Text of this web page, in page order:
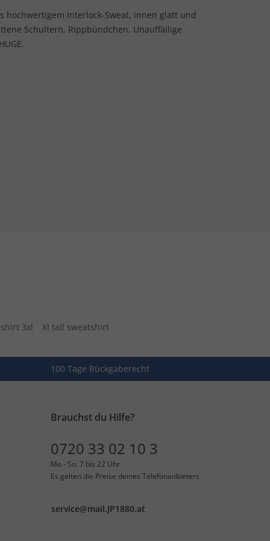
hochwertigem Interlock-Sweat, innen glatt und
Schultern, Rippbündchen. Unauffällige
3xl Xl tall sweatshirt
100 Tage Rückgaberecht
Brauchst du Hilfe?
0720 33 02 10 3
Mo - So: 7 bis 22 Uhr
Es gelten die Preise deines Telefonanbieters
service@mail.JP1880.at